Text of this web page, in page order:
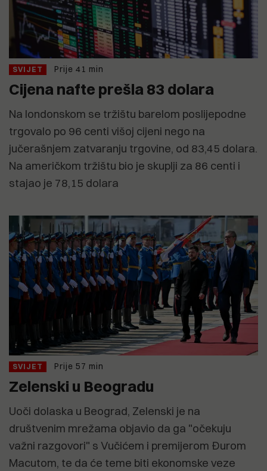
SVIJET Prije 41 min
Cijena nafte prešla 83 dolara
Na londonskom se tržištu barelom poslijepodne
trgovalo po 96 centi višoj cijeni nego na
jučerašnjem zatvaranju trgovine, od 83,45 dolara.
Na američkom tržištu bio je skuplji za 86 centi i
stajao je 78,15 dolara
SVIJET Prije 57 min
Zelenski u Beogradu
Uoči dolaska u Beograd, Zelenski je na
društvenim mrežama objavio da ga "očekuju
važni razgovori" s Vučićem i premijerom Đurom
Macutom, te da će teme biti ekonomske veze